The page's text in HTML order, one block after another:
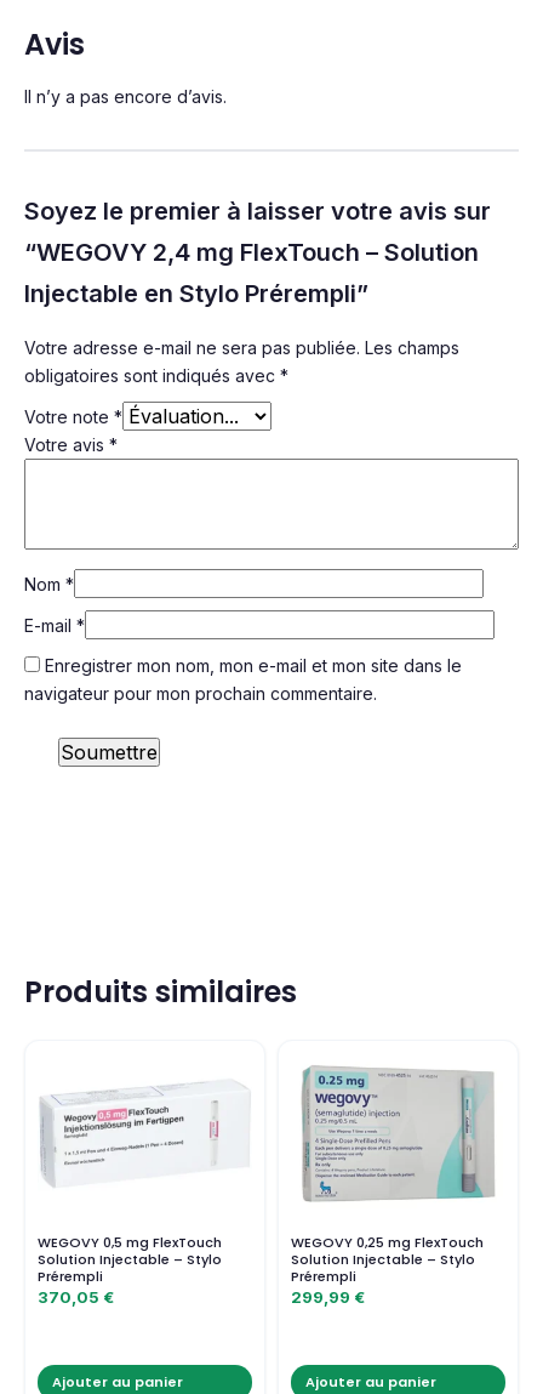
Avis
Il n’y a pas encore d’avis.
Soyez le premier à laisser votre avis sur
“WEGOVY 2,4 mg FlexTouch – Solution
Injectable en Stylo Prérempli”
Votre adresse e-mail ne sera pas publiée. Les champs
obligatoires sont indiqués avec *
Votre note *
Votre avis *
Nom *
E-mail *
Enregistrer mon nom, mon e-mail et mon site dans le
navigateur pour mon prochain commentaire.
Produits similaires
WEGOVY 0,5 mg FlexTouch
Solution Injectable – Stylo
Prérempli
370,05 €
Ajouter au panier
WEGOVY 0,25 mg FlexTouch
Solution Injectable – Stylo
Prérempli
299,99 €
Ajouter au panier